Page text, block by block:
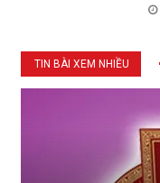
TIN BÀI XEM NHIỀU